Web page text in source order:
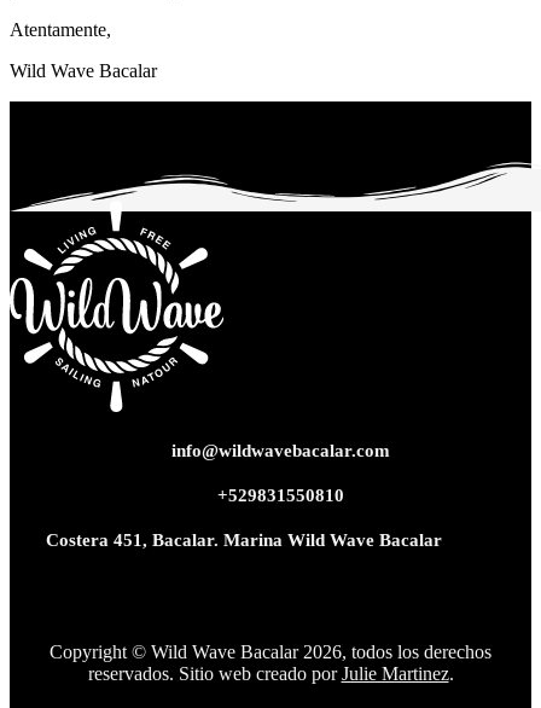
Atentamente,
Wild Wave Bacalar
info@wildwavebacalar.com
+529831550810
Costera 451, Bacalar. Marina Wild Wave Bacalar
Copyright © Wild Wave Bacalar 2026, todos los derechos
reservados. Sitio web creado porJulie Martinez.